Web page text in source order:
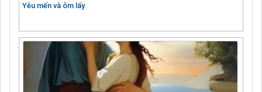
Yêu mến và ôm lấy